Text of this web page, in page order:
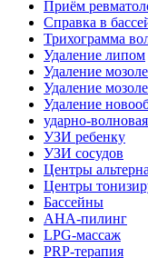
Приём
Справка в
Трихограмма
Удаление липом
Удаление
Удаление
Удаление
ударно-
УЗИ ребенку
УЗИ сосудов
Центры
Центры
Бассейны
AHA-пилинг
LPG-массаж
PRP-терапия